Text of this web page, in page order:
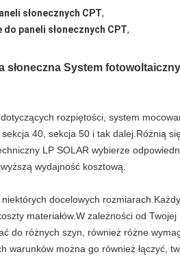
słonecznych CPT,
paneli słonecznych CPT,
słoneczna System fotowoltaiczny
rozpiętości, system
40, sekcja 50 i tak dalej.Różnią
LP SOLAR wybierze
wydajność kosztową.
docelowych
materiałów.W zależności od Twojej
do różnych szyn, również różne
warunków można go również łączyć,